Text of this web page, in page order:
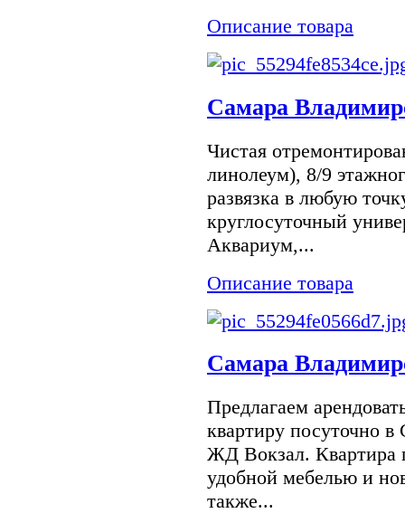
Описание товара
Самара
Чистая
линолеум), 8/9
развязка в любую
круглосуточный
Аквариум,...
Описание товара
Самара
Предлагаем
квартиру посуточно
ЖД Вокзал. Квартира
удобной мебелью и
также...